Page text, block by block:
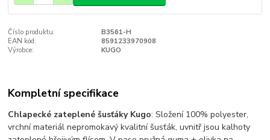
Číslo produktu:
B3561-H
EAN kód:
8591233970908
Výrobce:
KUGO
Kompletní specifikace
Chlapecké zateplené šusťáky Kugo: Složení 100% polyester,
vrchní materiál nepromokavý kvalitní šusťák, uvnitř jsou kalhoty